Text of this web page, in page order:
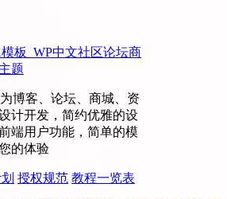
博客、论坛、商城、资
计开发，简约优雅的设
端用户功能，简单的模
的体验
授权规范 教程一览表